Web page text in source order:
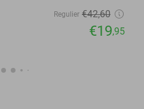
Regulier €42,60
€19,95